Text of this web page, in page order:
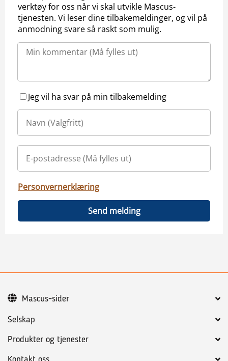
verktøy for oss når vi skal utvikle Mascus-
tjenesten. Vi leser dine tilbakemeldinger, og vil på
anmodning svare så raskt som mulig.
Jeg vil ha svar på min tilbakemelding
Personvernerklæring
Send melding
Selskap
Produkter og tjenester
Mascus-sider